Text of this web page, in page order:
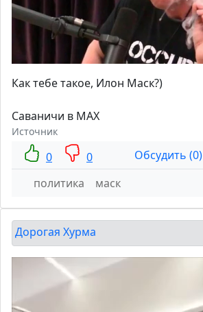
Как тебе такое, Илон Маск?)
Саваничи в MAX
Источник
0 0
Обсудить (0)
политика
маск
Дорогая Хурма